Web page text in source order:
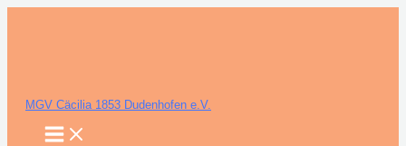
MGV Cäcilia 1853 Dudenhofen e.V.